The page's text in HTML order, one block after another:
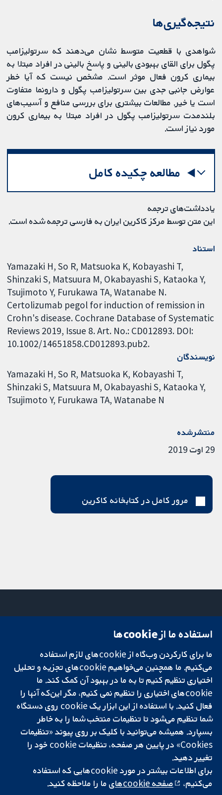
نتیجه‌گیری‌ها
شواهدی با قطعیت متوسط نشان می‌دهند که سرتولیزامب
پگول برای القای بهبودی بالینی و پاسخ بالینی در افراد مبتلا به
بیماری کرون فعال موثر است. مشخص نیست که آیا خطر
عوارض جانبی جدی بین سرتولیزامب پگول و دارونما متفاوت
است یا خیر. مطالعات بیشتری برای بررسی منافع و آسیب‌های
بلندمدت سرتولیزامب پگول در افراد مبتلا به بیماری کرون
مورد نیاز است.
مطالعه چکیده کامل
یادداشت‌های ترجمه
این متن توسط مرکز کاکرین ایران به فارسی ترجمه شده است.
استناد
Yamazaki H, So R, Matsuoka K, Kobayashi T,
Shinzaki S, Matsuura M, Okabayashi S, Kataoka Y,
Tsujimoto Y, Furukawa TA, Watanabe N.
Certolizumab pegol for induction of remission in
Crohn's disease. Cochrane Database of Systematic
Reviews 2019, Issue 8. Art. No.: CD012893. DOI:
10.1002/14651858.CD012893.pub2.
نویسندگان
Yamazaki H So R Matsuoka K Kobayashi T
Shinzaki S Matsuura M Okabayashi S Kataoka Y
Tsujimoto Y Furukawa TA Watanabe N
منتشرشده
29 اوت 2019
مرور کامل در کتابخانه کاکرین
تحقیقات قابل
اعتماد.
تصمیم‌گیری آگاهانه.
سلامت بهتر.
میدان کاوندیش
لندن
W1G 0AN
بریتانیا
دفتر رسانه‌ای
درباره ما
فرصت‌های
شغلی
Cochrane
Library
شبکه همکاری کاکرین، یک مؤسسه خیریه (شماره 1045921) و یک شرکت با
و ولز است. شماره ثبت مالیات بر ارزش افزوده: GB 718 2127 49.
کپی‌رایت © ۲۰۲۵ همکاری کاکرین
استفاده ما از cookie‌ها
ما برای کارکردن وب‌گاه از cookie‌های لازم استفاده
می‌کنیم. ما همچنین می‌خواهیم cookie‌های تجزیه و تحلیل
اختیاری تنظیم کنیم تا به ما در بهبود آن کمک کند. ما
cookie‌های اختیاری را تنظیم نمی کنیم، مگر این‌که آنها را
فعال کنید. با استفاده از این ابزار یک cookie‌ روی دستگاه
شما تنظیم می‌شود تا تنظیمات منتخب شما را به خاطر
بسپارد. همیشه می‌توانید با کلیک بر روی پیوند «تنظیمات
Cookies» در پایین هر صفحه، تنظیمات cookie‌ خود را
تغییر دهید.
برای اطلاعات بیشتر در مورد cookie‌هایی که استفاده
می‌کنیم،
صفحه cookie‌های ما را ملاحظه کنید.